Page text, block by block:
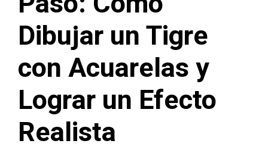
Dibujar un Tigre
con Acuarelas y
Lograr un Efecto
Realista